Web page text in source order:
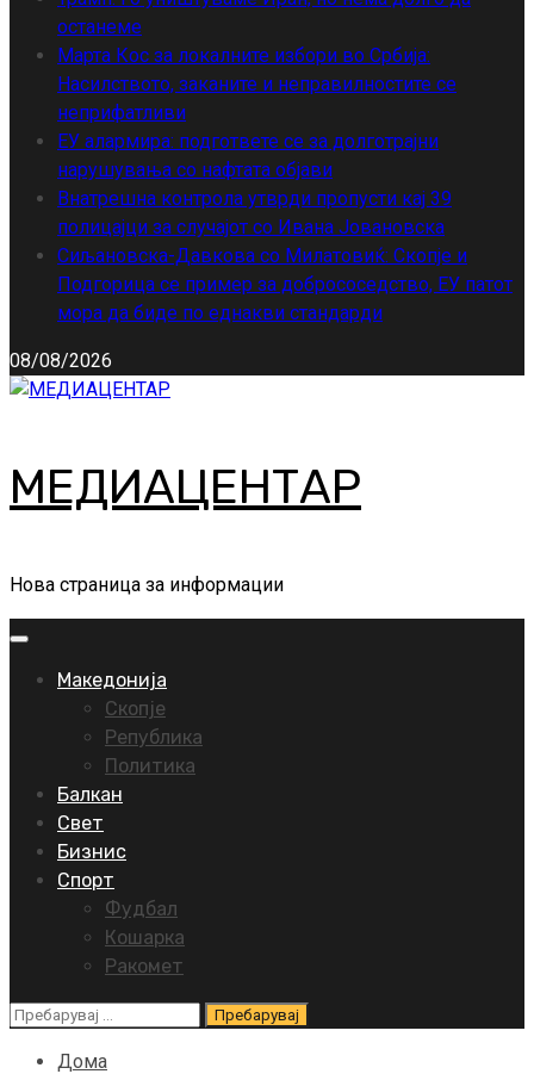
останеме
Марта Кос за локалните избори во Србија:
Насилството, заканите и неправилностите се
неприфатливи
ЕУ алармира: подгответе се за долготрајни
нарушувања со нафтата објави
Внатрешна контрола утврди пропусти кај 39
полицајци за случајот со Ивана Јовановска
Сиљановска-Давкова со Милатовиќ: Скопје и
Подгорица се пример за добрососедство, ЕУ патот
мора да биде по еднакви стандарди
08/08/2026
МЕДИАЦЕНТАР
Нова страница за информации
Primary
Македонија
Скопје
Република
Политика
Балкан
Свет
Бизнис
Спорт
Фудбал
Кошарка
Ракомет
Пребарувај
Дома